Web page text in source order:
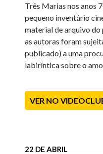
Três Marias nos anos
pequeno inventário
material de arquivo do
as autoras foram
publicado) a uma
labiríntica sobre o
VER NO
22 DE ABRIL